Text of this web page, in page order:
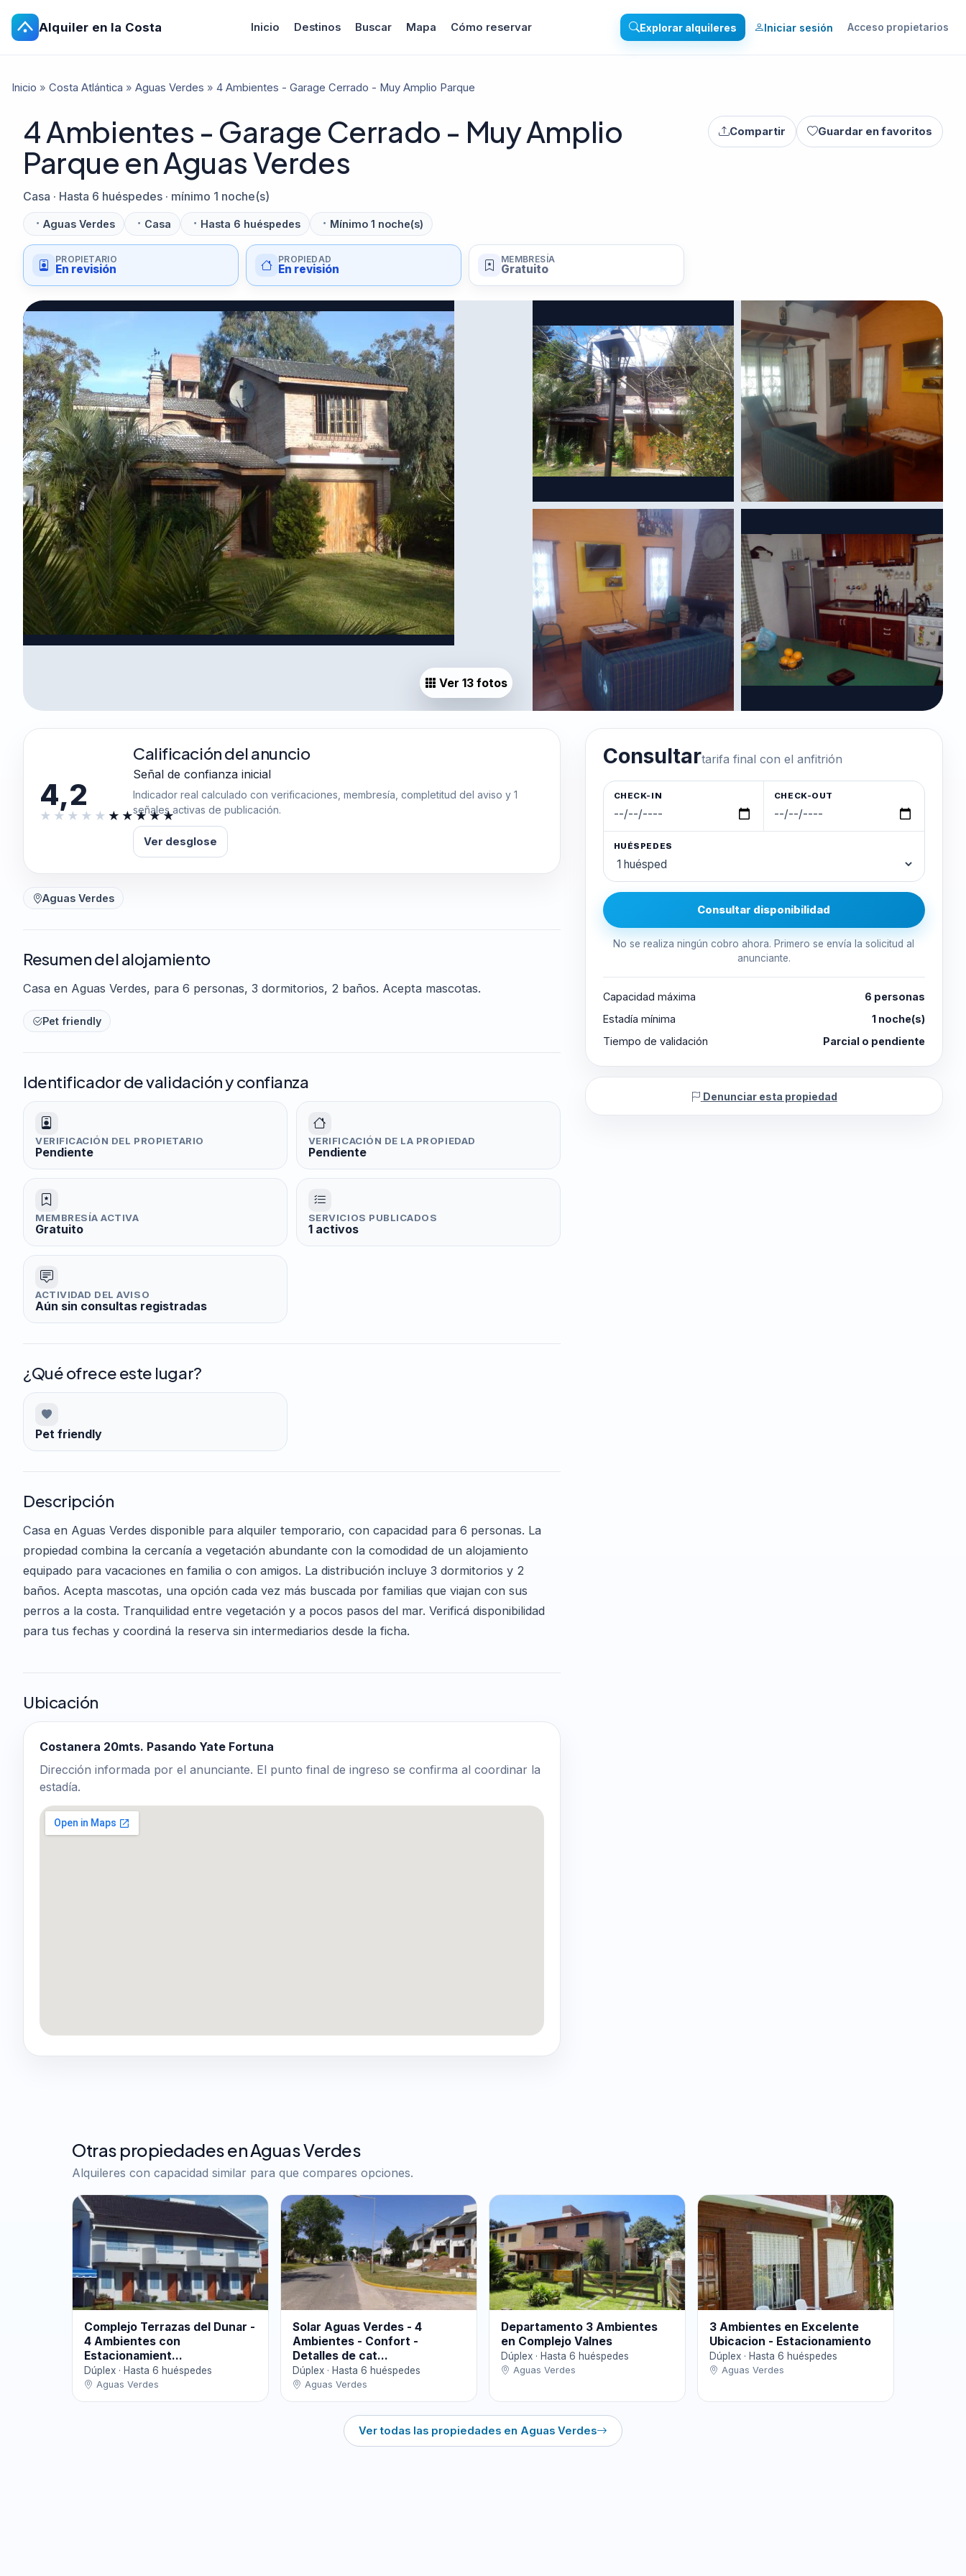
Alquiler en la Costa Inicio Destinos Buscar Mapa Cómo reservar Explorar alquileres Iniciar sesión Acceso propietarios
Inicio » Costa Atlántica » Aguas Verdes » 4 Ambientes - Garage Cerrado - Muy Amplio Parque
4 Ambientes - Garage Cerrado - Muy Amplio
Parque en Aguas Verdes
Casa · Hasta 6 huéspedes · mínimo 1 noche(s)
Aguas Verdes Casa Hasta 6 huéspedes Mínimo 1 noche(s)
PROPIETARIO
En revisión
PROPIEDAD
En revisión
MEMBRESÍA
Gratuito
Compartir Guardar en favoritos
Ver 13 fotos
4,2
Calificación del anuncio
Señal de confianza inicial
Indicador real calculado con verificaciones, membresía, completitud del aviso y 1
señales activas de publicación.
Ver desglose
Aguas Verdes
Resumen del alojamiento
Casa en Aguas Verdes, para 6 personas, 3 dormitorios, 2 baños. Acepta mascotas.
Pet friendly
Identificador de validación y confianza
VERIFICACIÓN DEL PROPIETARIO
Pendiente
VERIFICACIÓN DE LA PROPIEDAD
Pendiente
MEMBRESÍA ACTIVA
Gratuito
SERVICIOS PUBLICADOS
1 activos
ACTIVIDAD DEL AVISO
Aún sin consultas registradas
¿Qué ofrece este lugar?
Pet friendly
Descripción
Casa en Aguas Verdes disponible para alquiler temporario, con capacidad para 6 personas. La
propiedad combina la cercanía a vegetación abundante con la comodidad de un alojamiento
equipado para vacaciones en familia o con amigos. La distribución incluye 3 dormitorios y 2
baños. Acepta mascotas, una opción cada vez más buscada por familias que viajan con sus
perros a la costa. Tranquilidad entre vegetación y a pocos pasos del mar. Verificá disponibilidad
para tus fechas y coordiná la reserva sin intermediarios desde la ficha.
Ubicación
Costanera 20mts. Pasando Yate Fortuna
Dirección informada por el anunciante. El punto final de ingreso se confirma al coordinar la
estadía.
Consultartarifa final con el anfitrión
CHECK-IN CHECK-OUT
HUÉSPEDES
Consultar disponibilidad
No se realiza ningún cobro ahora. Primero se envía la solicitud al
anunciante.
Capacidad máxima
6 personas
Estadía mínima
1 noche(s)
Tiempo de validación
Parcial o pendiente
Denunciar esta propiedad
Otras propiedades en Aguas Verdes
Alquileres con capacidad similar para que compares opciones.
Complejo Terrazas del Dunar -
4 Ambientes con
Estacionamient...
Dúplex · Hasta 6 huéspedes
Aguas Verdes
Solar Aguas Verdes - 4
Ambientes - Confort -
Detalles de cat...
Dúplex · Hasta 6 huéspedes
Aguas Verdes
Departamento 3 Ambientes
en Complejo Valnes
Dúplex · Hasta 6 huéspedes
Aguas Verdes
3 Ambientes en Excelente
Ubicacion - Estacionamiento
Dúplex · Hasta 6 huéspedes
Aguas Verdes
Ver todas las propiedades en Aguas Verdes